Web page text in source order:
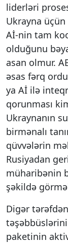
liderləri
Ukrayna üçün
Aİ‑nin tam
olduğunu
asan olmur.
əsas fərq
ya Aİ ilə
qorunması
Ukraynanın
birmənalı
qüvvələrin
Rusiyadan
müharibənin
şəkildə
Digər
paketinin